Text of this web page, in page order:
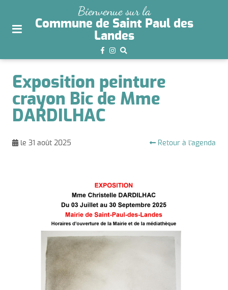
site
aller au
contenu
Bienvenue sur la
Commune de Saint Paul des
Landes
Exposition peinture
crayon Bic de Mme
DARDILHAC
le 31 août 2025 Retour à l'agenda